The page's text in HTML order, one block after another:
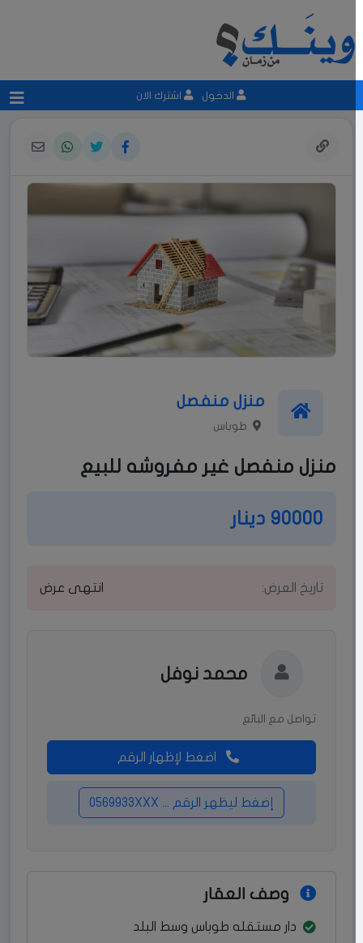
الدخول اشترك الان
منزل منفصل
طوباس
منزل منفصل غير مفروشه للبيع
90000 دينار
تاريخ العرض: انتهى عرض
محمد نوفل
تواصل مع البائع
اضغط لإظهار الرقم
إضغط ليظهر الرقم ... 0569933XXX
وصف العقار
دار مستقله طوباس وسط البلد